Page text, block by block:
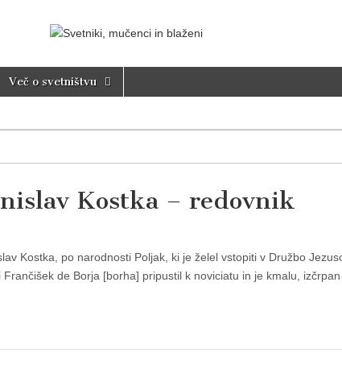
in blaženi
Več o svetništvu
Kostka – redovnik
Kostka, po narodnosti Poljak, ki je želel vstopiti v Družbo
Frančišek de Borja [borha] pripustil k noviciatu in je kmalu,